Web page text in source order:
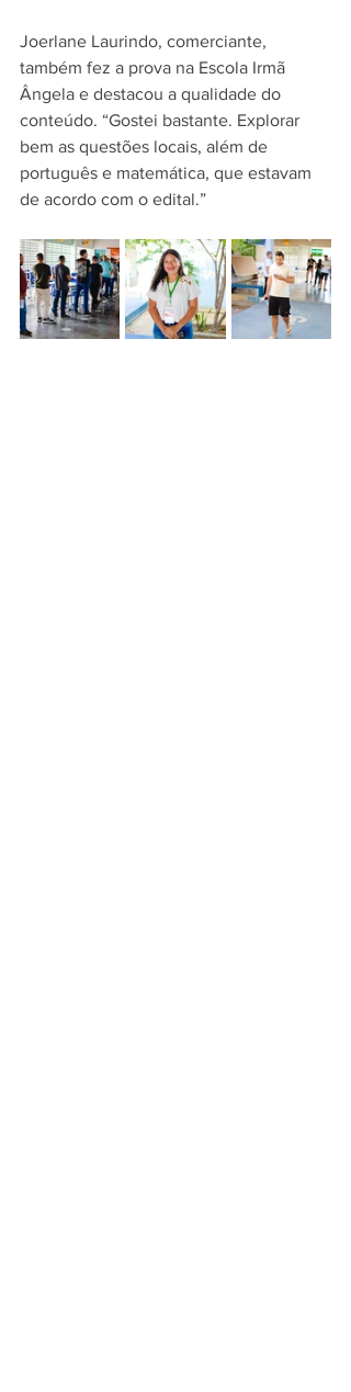
Joerlane Laurindo, comerciante,
também fez a prova na Escola Irmã
Ângela e destacou a qualidade do
conteúdo. “Gostei bastante. Explorar
bem as questões locais, além de
português e matemática, que estavam
de acordo com o edital.”